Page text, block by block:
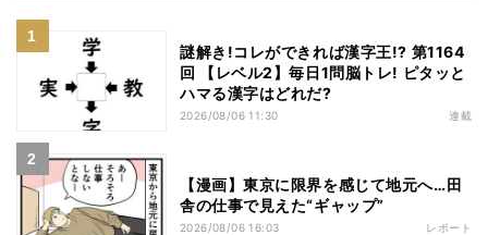
謎解き!コレができれば漢字王!? 第1164
回 【レベル2】毎日1問脳トレ! ピタッと
ハマる漢字はどれだ?
2026/08/06 11:30 連載
【漫画】東京に限界を感じて地元へ…田
舎の仕事で見えた“ギャップ”
2026/08/06 16:03 レポート